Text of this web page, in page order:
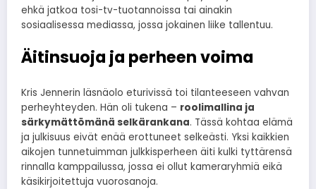
ehkä jatkoa tosi-tv-tuotannoissa tai ainakin
sosiaalisessa mediassa, jossa jokainen liike tallentuu.
Äitinsuoja ja perheen voima
Kris Jennerin läsnäolo eturivissä toi tilanteeseen vahvan
perheyhteyden. Hän oli tukena – roolimallina ja
särkymättömänä selkärankana. Tässä kohtaa elämä
ja julkisuus eivät enää erottuneet selkeästi. Yksi kaikkien
aikojen tunnetuimman julkkisperheen äiti kulki tyttärensä
rinnalla kamppailussa, jossa ei ollut kameraryhmiä eikä
käsikirjoitettuja vuorosanoja.